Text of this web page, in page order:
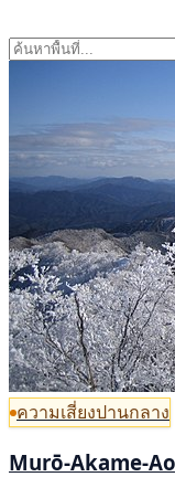
ความเสี่ยงปานกลาง
Murō-Akame-